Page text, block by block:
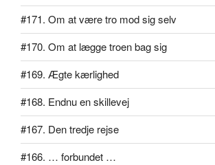
#171. Om at være tro mod sig selv
#170. Om at lægge troen bag sig
#169. Ægte kærlighed
#168. Endnu en skillevej
#167. Den tredje rejse
#166. … forbundet …